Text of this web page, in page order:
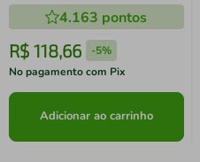
4.163 pontos
R$ 118,66 -5%
No pagamento com Pix
Adicionar ao carrinho